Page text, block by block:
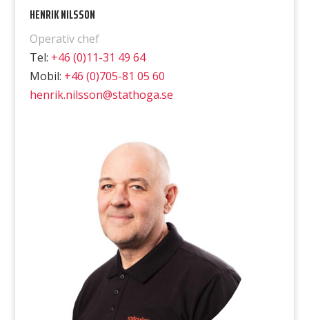
HENRIK NILSSON
Operativ chef
Tel: +46 (0)11-31 49 64
Mobil: +46 (0)705-81 05 60
henrik.nilsson@stathoga.se